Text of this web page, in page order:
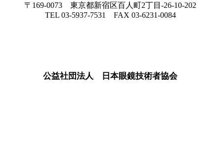
〒169-0073 東京都新宿区百人町2丁目-26-10-202
TEL 03-5937-7531 FAX 03-6231-0084
公益社団法人 日本眼鏡技術者協会